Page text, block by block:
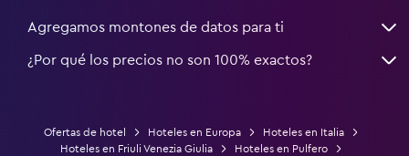
Agregamos montones de datos para ti
¿Por qué los precios no son 100% exactos?
Ofertas de hotel Hoteles en Europa
Hoteles en Italia
Hoteles en Friuli Venezia Giulia
Hoteles en Pulfero